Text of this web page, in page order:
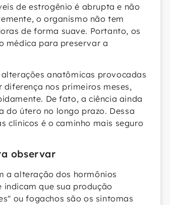
de estrogênio é abrupta e não
o organismo não tem
de forma suave. Portanto, os
médica para preservar a
anatômicas provocadas
nos primeiros meses,
De fato, a ciência ainda
do útero no longo prazo. Dessa
clínicos é o caminho mais seguro
observar
a alteração dos hormônios
que sua produção
ou fogachos são os sintomas